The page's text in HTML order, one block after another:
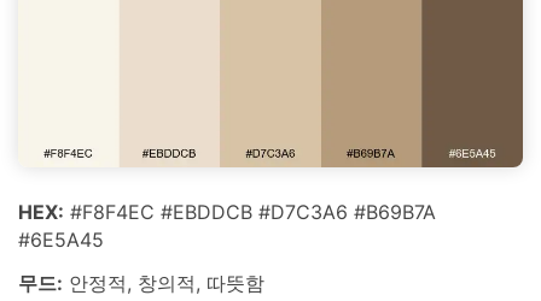
HEX: #F8F4EC #EBDDCB #D7C3A6 #B69B7A
#6E5A45
무드: 안정적, 창의적, 따뜻함